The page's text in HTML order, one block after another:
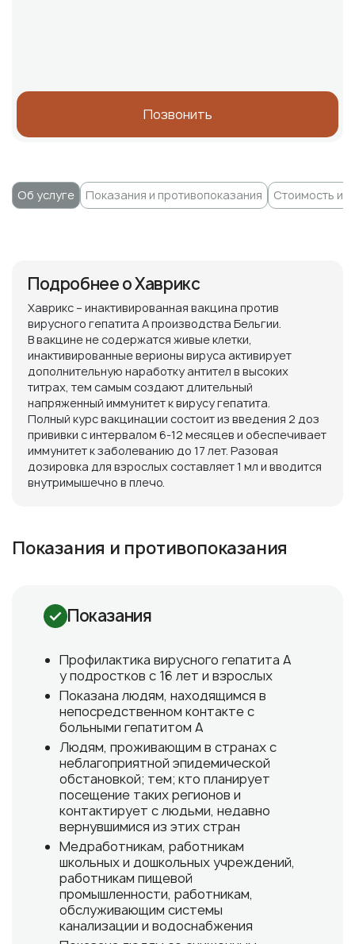
Позвонить
Об услуге Показания и противопоказания Стоимость и
Подробнее о Хаврикс
Хаврикс – инактивированная вакцина против
вирусного гепатита А производства Бельгии.
В вакцине не содержатся живые клетки,
инактивированные верионы вируса активирует
дополнительную наработку антител в высоких
титрах, тем самым создают длительный
напряженный иммунитет к вирусу гепатита.
Полный курс вакцинации состоит из введения 2 доз
прививки с интервалом 6-12 месяцев и обеспечивает
иммунитет к заболеванию до 17 лет. Разовая
дозировка для взрослых составляет 1 мл и вводится
внутримышечно в плечо.
Показания и противопоказания
Показания
Профилактика вирусного гепатита А
у подростков с 16 лет и взрослых
Показана людям, находящимся в
непосредственном контакте с
больными гепатитом А
Людям, проживающим в странах с
неблагоприятной эпидемической
обстановкой; тем; кто планирует
посещение таких регионов и
контактирует с людьми, недавно
вернувшимися из этих стран
Медработникам, работникам
школьных и дошкольных учреждений,
работникам пищевой
промышленности, работникам,
обслуживающим системы
канализации и водоснабжения